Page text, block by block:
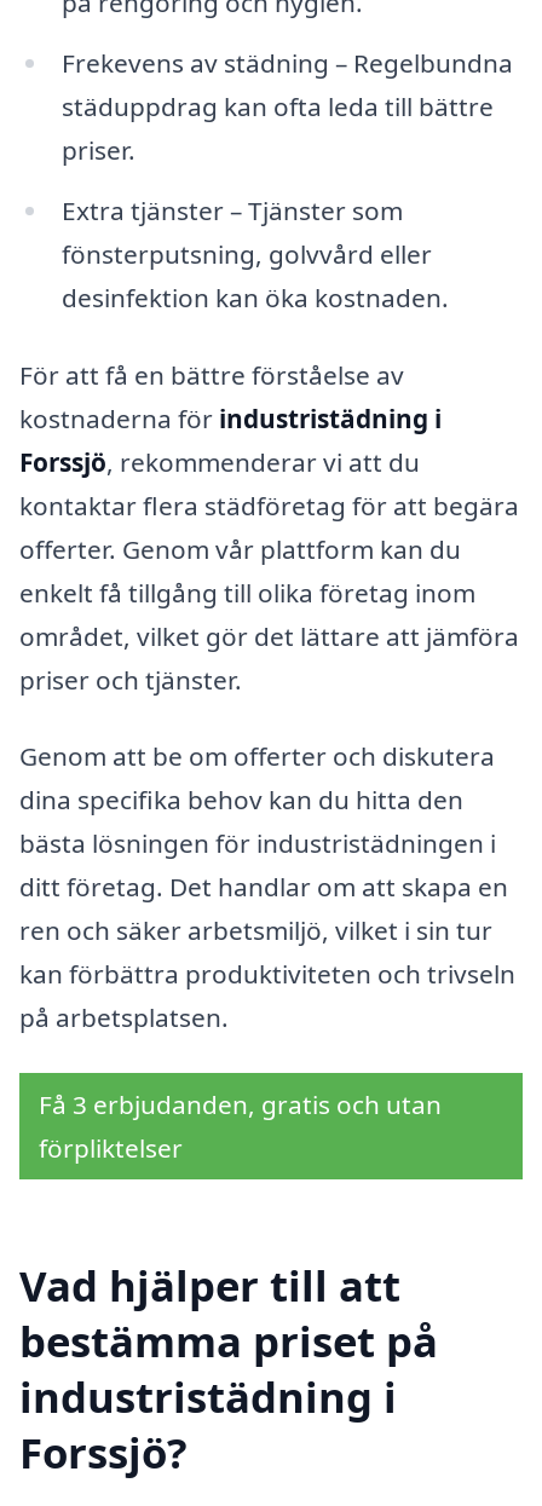
Frekevens av städning – Regelbundna
städuppdrag kan ofta leda till bättre
priser.
Extra tjänster – Tjänster som
fönsterputsning, golvvård eller
desinfektion kan öka kostnaden.
För att få en bättre förståelse av
kostnaderna för industristädning i
Forssjö, rekommenderar vi att du
kontaktar flera städföretag för att begära
offerter. Genom vår plattform kan du
enkelt få tillgång till olika företag inom
området, vilket gör det lättare att jämföra
priser och tjänster.
Genom att be om offerter och diskutera
dina specifika behov kan du hitta den
bästa lösningen för industristädningen i
ditt företag. Det handlar om att skapa en
ren och säker arbetsmiljö, vilket i sin tur
kan förbättra produktiviteten och trivseln
på arbetsplatsen.
Få 3 erbjudanden, gratis och utan
förpliktelser
Vad hjälper till att
bestämma priset på
industristädning i
Forssjö?